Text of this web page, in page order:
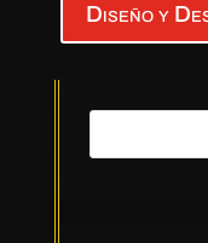
Diseño y